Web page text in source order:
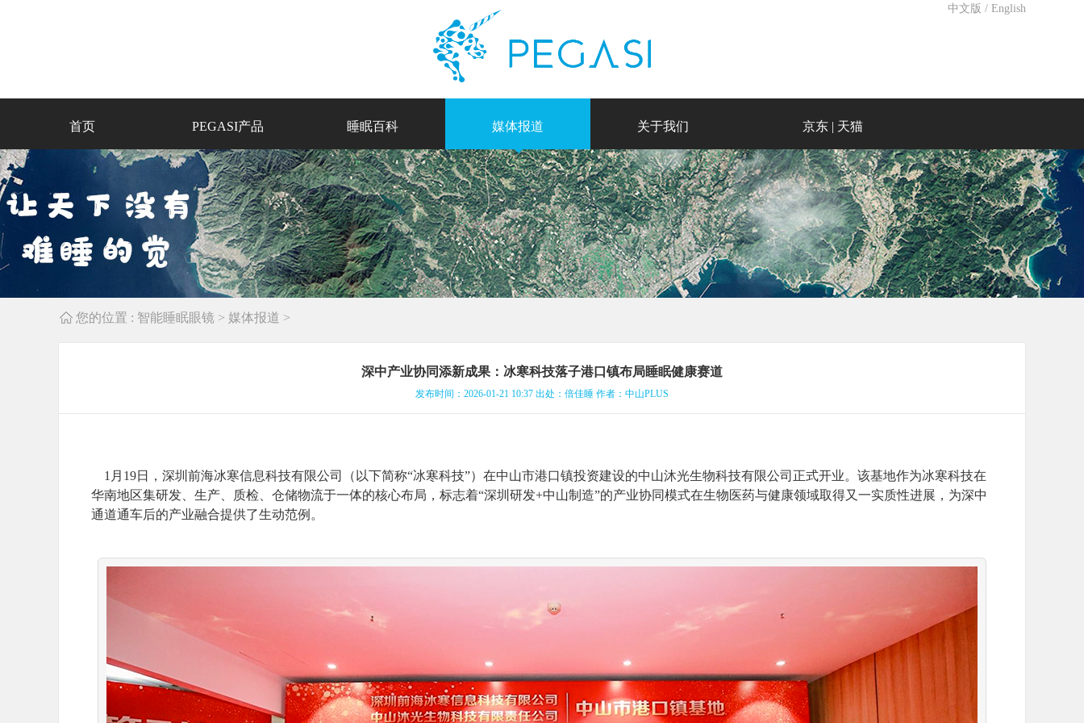
中文版 / English
首页 PEGASI产品 睡眠百科 媒体报道 关于我们 京东| 天猫
您的位置 : 智能睡眠眼镜 > 媒体报道 >
深中产业协同添新成果：冰寒科技落子港口镇布局睡眠健康赛道
发布时间：2026-01-21 10:37 出处：倍佳睡 作者：中山PLUS
1月19日，深圳前海冰寒信息科技有限公司（以下简称“冰寒科技”）在中山市港口镇投资建设的中山沐光生物科技有限公司正式开业。该基地作为冰寒科技在
华南地区集研发、生产、质检、仓储物流于一体的核心布局，标志着“深圳研发+中山制造”的产业协同模式在生物医药与健康领域取得又一实质性进展，为深中
通道通车后的产业融合提供了生动范例。